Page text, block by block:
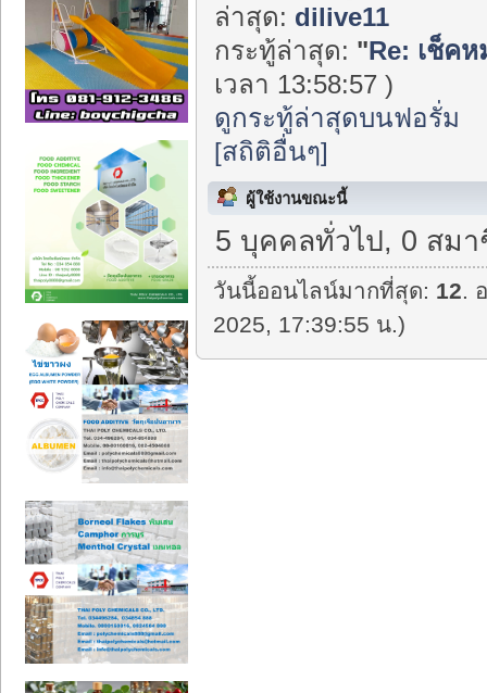
ล่าสุด: dilive11
กระทู้ล่าสุด: "Re: เช็ค
เวลา 13:58:57 )
ดูกระทู้ล่าสุดบนฟอรั่ม
[สถิติอื่นๆ]
ผู้ใช้งานขณะนี้
5 บุคคลทั่วไป, 0 สม
วันนี้ออนไลน์มากที่สุด: 12.
2025, 17:39:55 น.)